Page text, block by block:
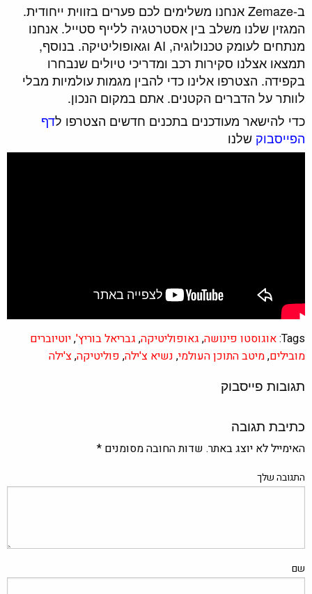
ב-Zemaze אנחנו משלימים לכם פערים בזווית ייחודית.
המגזין שלנו משלב בין אסטרטגיה ללייף סטייל. אנחנו
מנתחים לעומק טכנולוגיה, AI וגאופוליטיקה. בנוסף,
תמצאו אצלנו סקירות רכב ומדריכי טיולים שנבחרו
בקפידה. הצטרפו אלינו כדי להבין מגמות עולמיות מבלי
לוותר על הדברים הקטנים. אתם במקום הנכון.
כדי להישאר מעודכנים בתכנים חדשים הצטרפו לדף
הפייסבוק שלנו
Tags: אוגוסטו פינושה, גאופוליטיקה, גבריאל בוריץ',יוטיוברים
מובילים,מיטב התוכן העולמי, נשיא צ'ילה, פוליטיקה,צ'ילה
תגובות פייסבוק
כתיבת תגובה
האימייל לא יוצג באתר. שדות החובה מסומנים *
התגובה שלך
שם